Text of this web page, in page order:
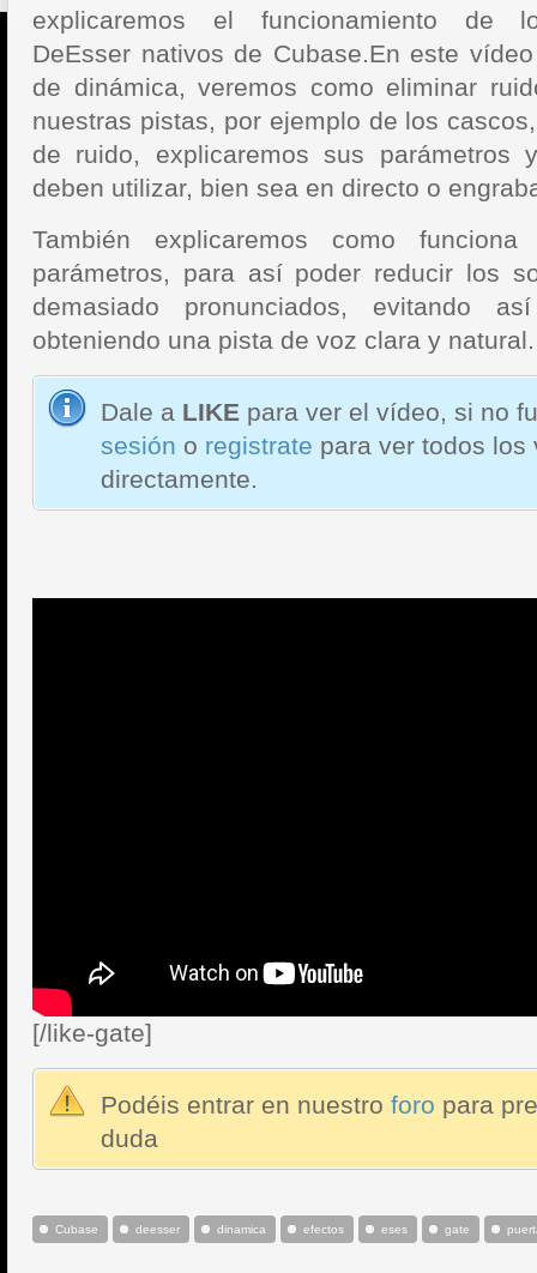
explicaremos el funcionamiento de
DeEsser nativos de Cubase.En este
de dinámica, veremos como eliminar
nuestras pistas, por ejemplo de los
de ruido, explicaremos sus parámetros
deben utilizar, bien sea en directo o
También explicaremos como
parámetros, para así poder reducir los
demasiado pronunciados, evitando
obteniendo una pista de voz clara y natural.
Dale a LIKE para ver el vídeo, si no
sesión o registrate para ver todos los
directamente.
[/like-gate]
Podéis entrar en nuestro foro para
duda
Cubase deesser dinamica efectos eses gate